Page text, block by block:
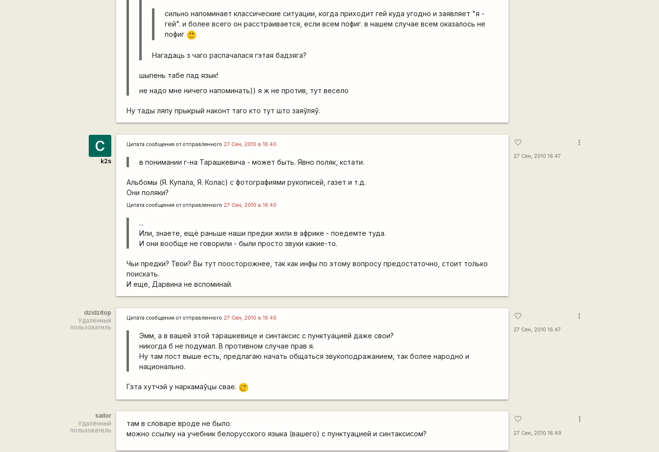
сильно напоминает классические ситуации, когда приходит гей куда угодно и заявляет "я -
гей". и более всего он расстраивается, если всем пофиг. в нашем случае всем оказалось не
пофиг :)
Нагадаць з чаго распачалася гэтая бадзяга?
шыпень табе пад язык!
не надо мне ничего напоминать)) я ж не против, тут весело
Ну тады ляпу прыкрый наконт таго кто тут што заяўляў.
С
k2s
Цитата сообщения ототправленного 27 Сен, 2010 в 16:40
в понимании г-на Тарашкевича - может быть. Явно поляк, кстати.
Альбомы (Я. Купала, Я. Колас) с фотографиями рукописей, газет и т.д.
Они поляки?
Цитата сообщения ототправленного 27 Сен, 2010 в 16:40
...
Или, знаете, ещё раньше наши предки жили в африке - поедемте туда.
И они вообще не говорили - были просто звуки какие-то.
Чьи предки? Твои? Вы тут поосторожнее, так как инфы по этому вопросу предостаточно, стоит только
поискать.
И еще, Дарвина не вспоминай.
favorite_border
27 Сен, 2010 16:47
more_vert
dzidzitop
Удалённый
пользователь
Цитата сообщения ототправленного 27 Сен, 2010 в 16:46
Эмм, а в вашей этой тарашкевице и синтаксис с пунктуацией даже свои?
никогда б не подумал. В противном случае прав я.
Ну там пост выше есть, предлагаю начать общаться звукоподражанием, так более народно и
национально.
Гэта хутчэй у наркамаўцы свае. ;)
favorite_border
27 Сен, 2010 16:47
more_vert
sailor
Удалённый
пользователь
там в словаре вроде не было.
можно ссылку на учебник белорусского языка (вашего) с пунктуацией и синтаксисом?
favorite_border
27 Сен, 2010 16:49
more_vert